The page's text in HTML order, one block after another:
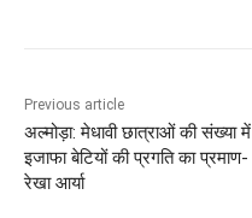
Previous article
अल्मोड़ा: मेधावी छात्राओं की संख्या में
इजाफा बेटियों की प्रगति का प्रमाण-
रेखा आर्या